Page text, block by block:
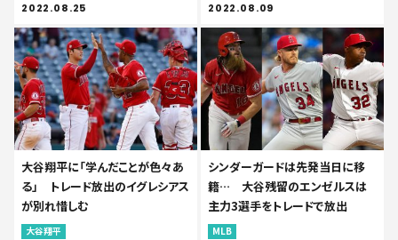
2022.08.25 2022.08.09
大谷翔平に「学んだことが色々あ
る」 トレード放出のイグレシアス
が別れ惜しむ
大谷翔平
シンダーガードは先発当日に移
籍… 大谷残留のエンゼルスは
主力3選手をトレードで放出
MLB